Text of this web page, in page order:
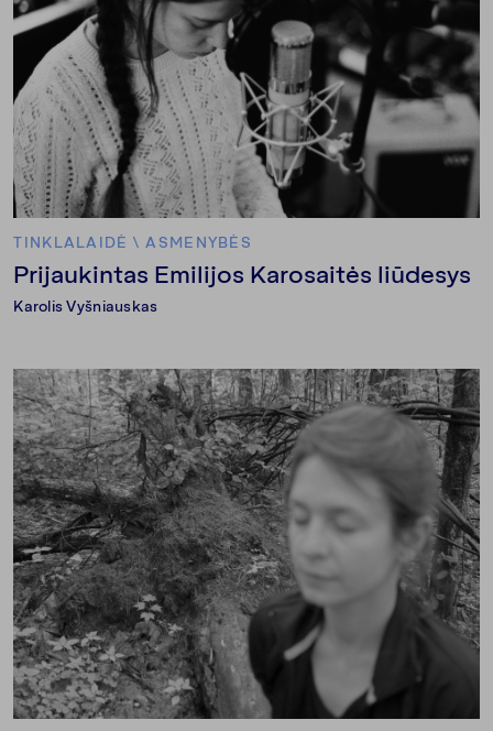
TINKLALAIDĖ \ ASMENYBĖS
Prijaukintas Emilijos Karosaitės liūdesys
Karolis Vyšniauskas